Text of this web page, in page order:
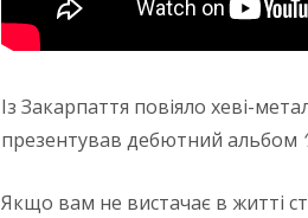
Із Закарпаття повіяло хеві-
презентував дебютний альбом
Якщо вам не вистачає в житті